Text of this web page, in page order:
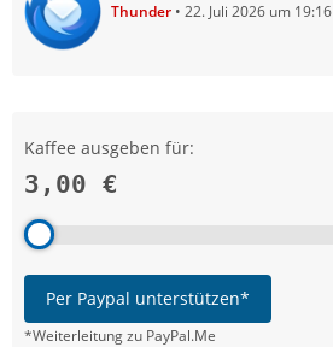
Thunder 22. Juli 2026 um 19:16
Kaffee ausgeben für:
3,00 €
Per Paypal unterstützen*
*Weiterleitung zu PayPal.Me